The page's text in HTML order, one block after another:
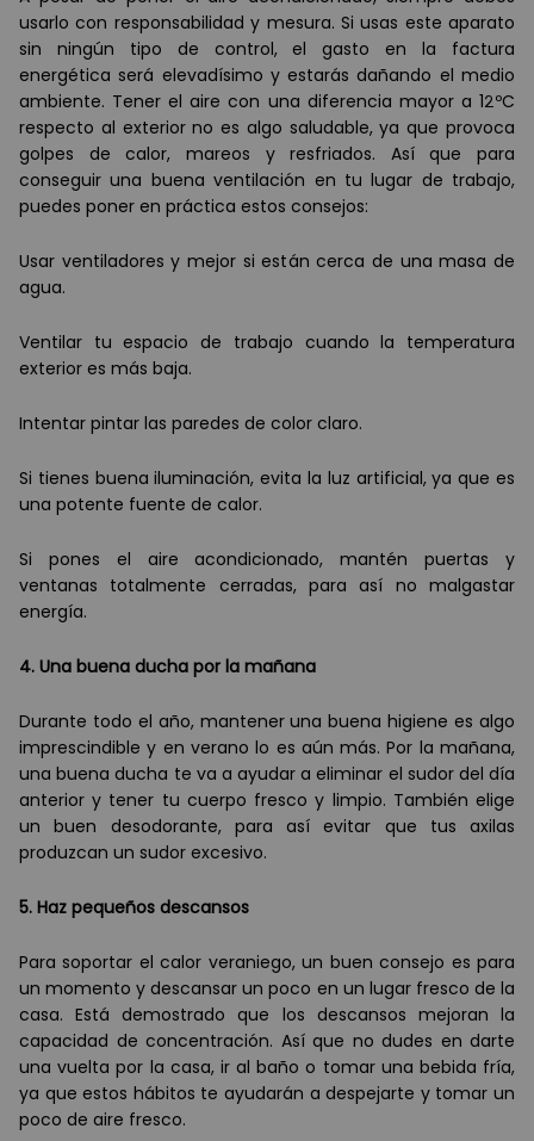
usarlo con responsabilidad y mesura. Si usas este aparato
sin ningún tipo de control, el gasto en la factura
energética será elevadísimo y estarás dañando el medio
ambiente. Tener el aire con una diferencia mayor a 12ºC
respecto al exterior no es algo saludable, ya que provoca
golpes de calor, mareos y resfriados. Asíque para
conseguir una buena ventilación en tu lugar de trabajo,
puedes poner en práctica estos consejos:
Usar ventiladores y mejor si están cerca de una masa de
agua.
Ventilar tu espacio de trabajo cuando la temperatura
exterior es más baja.
Intentar pintar las paredes de color claro.
Si tienes buena iluminación, evita la luz artificial, ya que es
una potente fuente de calor.
Si pones el aire acondicionado, mantén puertas y
ventanas totalmente cerradas, para así no malgastar
energía.
4. Una buena ducha por la mañana
Durante todo el año, mantener una buena higiene es algo
imprescindible y en verano lo es aún más. Por la mañana,
una buena ducha te va a ayudar a eliminar el sudor del día
anterior y tener tu cuerpo fresco y limpio. También elige
un buen desodorante, para asíevitar que tus axilas
produzcan un sudor excesivo.
5. Haz pequeños descansos
Para soportar el calor veraniego, un buen consejo es para
un momento y descansar un poco en un lugar fresco de la
casa. Estádemostrado que los descansos mejoran la
capacidad de concentración. Así que no dudes en darte
una vuelta por la casa, ir al baño o tomar una bebida fría,
ya que estos hábitos te ayudarán a despejarte y tomar un
poco de aire fresco.